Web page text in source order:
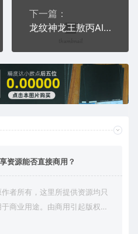
下一篇：
龙纹神龙王敖丙AI8.0格式激光打标文件通用矢量图
资源能否直接商用？
者所有，这里所提供资源均只
商业用途。由商用引起版权纠